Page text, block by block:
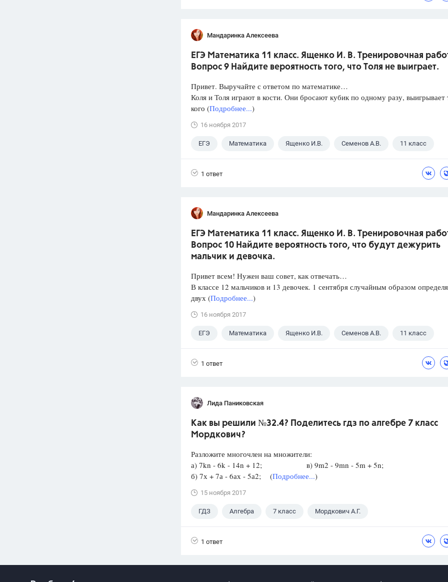
Мандаринка Алексеева
ЕГЭ Математика 11 класс. Ященко И. В. Тренировочная
Вопрос 9 Найдите вероятность того, что Толя не выиграет.
Привет. Выручайте с ответом по математике…
Коля и Толя играют в кости. Они бросают кубик по одному разу, выигрывает
кого (Подробнее...)
16 ноября 2017
ЕГЭ Математика Ященко И.В. Семенов А.В. 11 класс
1 ответ
Мандаринка Алексеева
ЕГЭ Математика 11 класс. Ященко И. В. Тренировочная
Вопрос 10 Найдите вероятность того, что будут дежурить
мальчик и девочка.
Привет всем! Нужен ваш совет, как отвечать…
В классе 12 мальчиков и 13 девочек. 1 сентября случайным образом
двух (Подробнее...)
16 ноября 2017
ЕГЭ Математика Ященко И.В. Семенов А.В. 11 класс
1 ответ
Лида Паниковская
Как вы решили №32.4? Поделитесь гдз по алгебре 7 класс
Мордкович?
Разложите многочлен на множители:
а) 7kn - 6k - 14n + 12; в) 9m2 - 9mn - 5m + 5n;
б) 7х + 7а - 6ах - 5а2; (Подробнее...)
15 ноября 2017
ГДЗ Алгебра 7 класс Мордкович А.Г.
1 ответ